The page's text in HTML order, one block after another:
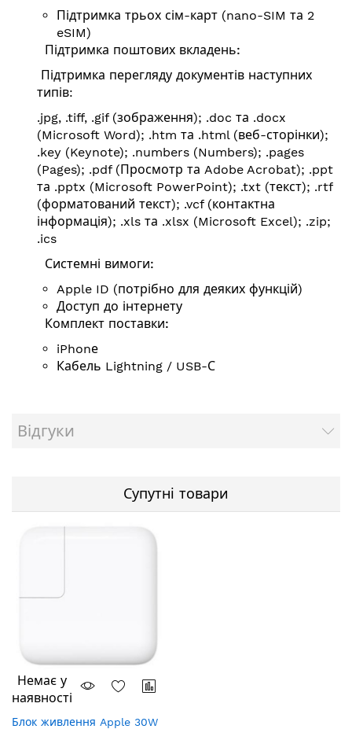
Підтримка трьох сім-карт (nano-SIM та 2
eSIM)
Підтримка поштових вкладень:
Підтримка перегляду документів наступних
типів:
.jpg, .tiff, .gif (зображення); .doc та .docx
(Microsoft Word); .htm та .html (веб-сторінки);
.key (Keynote); .numbers (Numbers); .pages
(Pages); .pdf (Просмотр та Adobe Acrobat); .ppt
та .pptx (Microsoft PowerPoint); .txt (текст); .rtf
(форматований текст); .vcf (контактна
інформація); .xls та .xlsx (Microsoft Excel); .zip;
.ics
Системні вимоги:
Apple ID (потрібно для деяких функцій)
Доступ до інтернету
Комплект поставки:
iPhonе
Кабель Lightning / USB-С
Відгуки
Супутні товари
Немає у
наявності
Блок живлення Apple 30W